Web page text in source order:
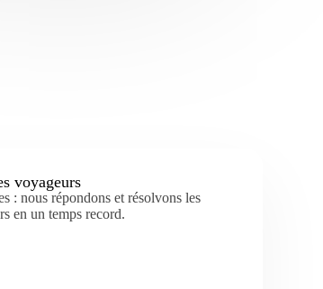
voyageurs
: nous répondons et résolvons les
en un temps record.